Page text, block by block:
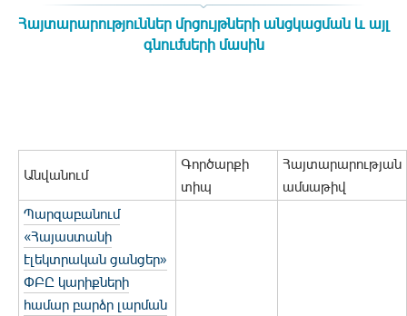
Հայտարարություններ մրցույթների անցկացման և այլ
գնումների մասին
Անվանում
Գործարքի
տիպ
Հայտարարության
ամսաթիվ
Պարզաբանում
«Հայաստանի
էլեկտրական ցանցեր»
ՓԲԸ կարիքների
համար բարձր լարման